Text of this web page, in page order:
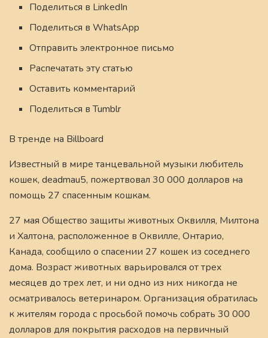
Поделиться в LinkedIn
Поделиться в WhatsApp
Отправить электронное письмо
Распечатать эту статью
Оставить комментарий
Поделиться в Tumblr
В тренде на Billboard
Известный в мире танцевальной музыки любитель
кошек, deadmau5, пожертвовал 30 000 долларов на
помощь 27 спасенным кошкам.
27 мая Общество защиты животных Оквилля, Милтона
и Халтона, расположенное в Оквилле, Онтарио,
Канада, сообщило о спасении 27 кошек из соседнего
дома. Возраст животных варьировался от трех
месяцев до трех лет, и ни одно из них никогда не
осматривалось ветеринаром. Организация обратилась
к жителям города с просьбой помочь собрать 30 000
долларов для покрытия расходов на первичный